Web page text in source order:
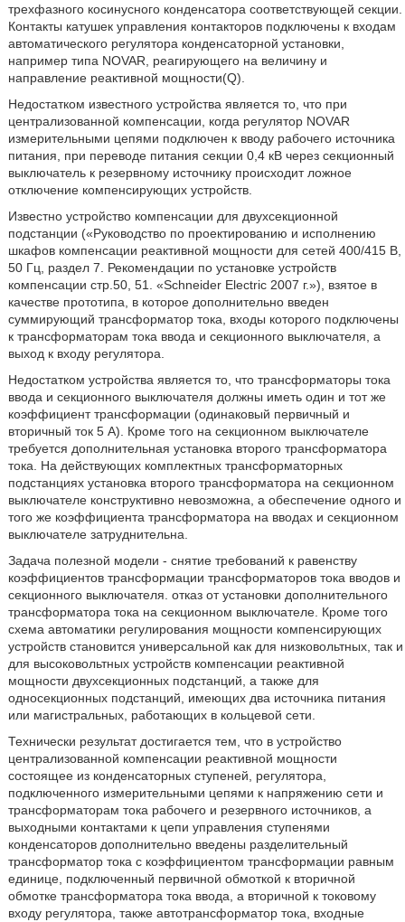
трехфазного косинусного конденсатора соответствующей секции.
Контакты катушек управления контакторов подключены к входам
автоматического регулятора конденсаторной установки,
например типа NOVAR, реагирующего на величину и
направление реактивной мощности(Q).
Недостатком известного устройства является то, что при
централизованной компенсации, когда регулятор NOVAR
измерительными цепями подключен к вводу рабочего источника
питания, при переводе питания секции 0,4 кВ через секционный
выключатель к резервному источнику происходит ложное
отключение компенсирующих устройств.
Известно устройство компенсации для двухсекционной
подстанции («Руководство по проектированию и исполнению
шкафов компенсации реактивной мощности для сетей 400/415 В,
50 Гц, раздел 7. Рекомендации по установке устройств
компенсации стр.50, 51. «Schneider Electric 2007 г.»), взятое в
качестве прототипа, в которое дополнительно введен
суммирующий трансформатор тока, входы которого подключены
к трансформаторам тока ввода и секционного выключателя, а
выход к входу регулятора.
Недостатком устройства является то, что трансформаторы тока
ввода и секционного выключателя должны иметь один и тот же
коэффициент трансформации (одинаковый первичный и
вторичный ток 5 А). Кроме того на секционном выключателе
требуется дополнительная установка второго трансформатора
тока. На действующих комплектных трансформаторных
подстанциях установка второго трансформатора на секционном
выключателе конструктивно невозможна, а обеспечение одного и
того же коэффициента трансформатора на вводах и секционном
выключателе затруднительна.
Задача полезной модели - снятие требований к равенству
коэффициентов трансформации трансформаторов тока вводов и
секционного выключателя. отказ от установки дополнительного
трансформатора тока на секционном выключателе. Кроме того
схема автоматики регулирования мощности компенсирующих
устройств становится универсальной как для низковольтных, так и
для высоковольтных устройств компенсации реактивной
мощности двухсекционных подстанций, а также для
односекционных подстанций, имеющих два источника питания
или магистральных, работающих в кольцевой сети.
Технически результат достигается тем, что в устройство
централизованной компенсации реактивной мощности
состоящее из конденсаторных ступеней, регулятора,
подключенного измерительными цепями к напряжению сети и
трансформаторам тока рабочего и резервного источников, а
выходными контактами к цепи управления ступенями
конденсаторов дополнительно введены разделительный
трансформатор тока с коэффициентом трансформации равным
единице, подключенный первичной обмоткой к вторичной
обмотке трансформатора тока ввода, а вторичной к токовому
входу регулятора, также автотрансформатор тока, входные